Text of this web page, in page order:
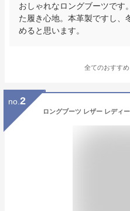
おしゃれなロングブーツです
た履き心地。本革製ですし、
めると思います。
全てのおすすめ
no. 2